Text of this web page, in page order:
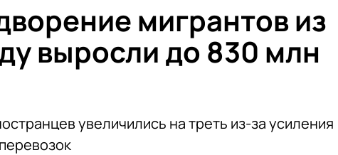
мигрантов из
выросли до 830 млн
увеличились на треть из-за усиления